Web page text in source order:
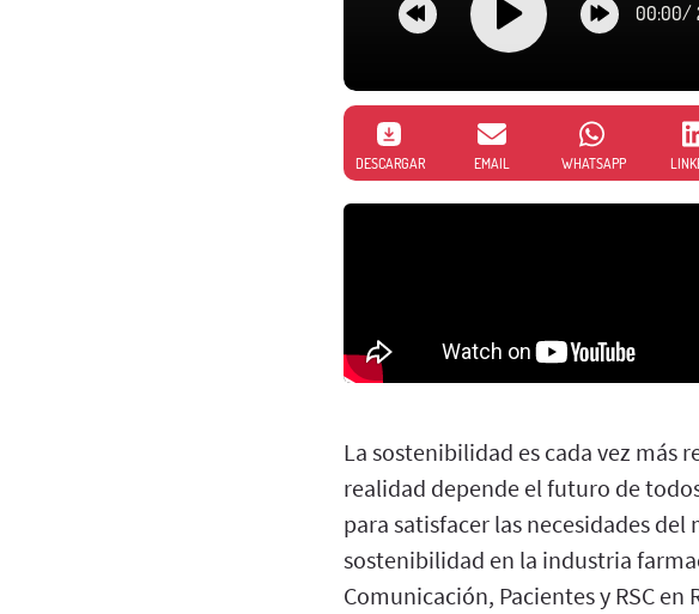
00:00/
DESCARGAR EMAIL WHATSAPP
La sostenibilidad es cada vez más
realidad depende el futuro de
para satisfacer las necesidades
sostenibilidad en la industria
Comunicación, Pacientes y RSC en